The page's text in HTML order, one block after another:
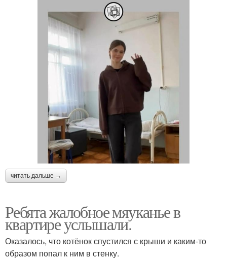
читать дальше →
Ребята жалобное мяуканье в
квартире услышали.
Оказалось, что котёнок спустился с крыши и каким-то
образом попал к ним в стенку.